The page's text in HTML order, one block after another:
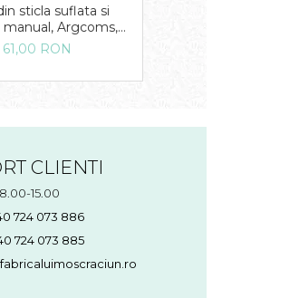
sticla suflata si
Argcoms,
lui Mos Craciun,
Flori de
61,00 RON
CLIENTI
15.00
724 073 886
724 073 885